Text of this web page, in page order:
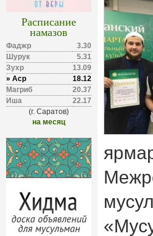
Расписание
намазов
Фаджр
3.30
Шурук
5.31
Зухр
13.09
» Аср
18.12
Магриб
20.37
Иша
22.17
(г. Саратов)
на месяц